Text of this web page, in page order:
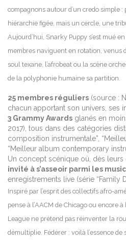
compagnons autour d’un credo simple :
hiérarchie figée, mais un cercle, une
Aujourd’hui, Snarky Puppy s’est mué
membres naviguent en rotation, venus
soul texane, l’afrobeat ou la scène
de la polyphonie humaine sa partition.
25 membres réguliers (source :
chacun apportant son univers, ses
3 Grammy Awards glanés en
2017), tous dans des catégories
composition instrumentale”,
“Meilleur album contemporary
Un concept scénique où, dès leurs
invité à s’asseoir parmi les
enregistrements live (série “Family
Inspiré par l’esprit des collectifs afro-
pense à l’AACM de Chicago ou encore
League ne prétend pas réinventer la
démultiplie. Fédérer : voilà l’essence de